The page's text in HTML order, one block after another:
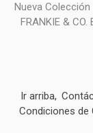
Nueva
FRANKIE &
Ir arriba
Condiciones de